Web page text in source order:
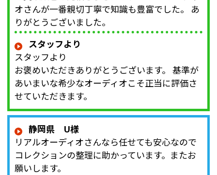
オさんが一番親切丁寧で知識も豊富でした。 あ
りがとうございました。
スタッフより
スタッフより
お褒めいただきありがとうございます。 基準が
あいまいな希少なオーディオこそ正当に評価さ
せていただきます。
静岡県 U様
リアルオーディオさんなら任せても安心なので
コレクションの整理に助かっています。またお
願いします。